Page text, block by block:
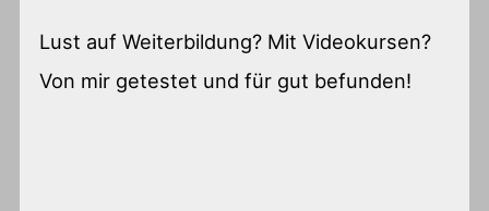
Lust auf Weiterbildung? Mit Videokursen?
Von mir getestet und für gut befunden!